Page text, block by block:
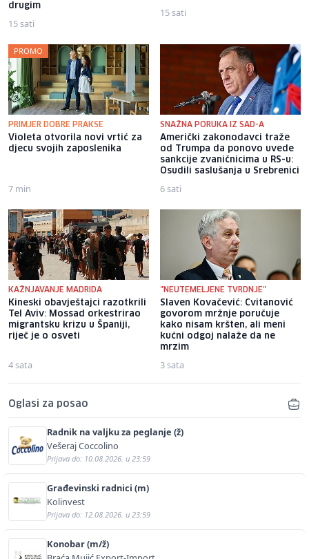
drugim
15 sati
15 sati
PROMO
PRIMJER DOBRE PRAKSE
Violeta otvorila novi vrtić za
djecu svojih zaposlenika
7 min
SNAŽNA PORUKA IZ SAD-A
Američki zakonodavci traže
od Trumpa da ponovo uvede
sankcije zvaničnicima u RS-u:
Osudili saslušanja u Srebrenici
6 sati
KAŽNJAVANJE MADRIDA
Kineski obavještajci razotkrili
Tel Aviv: Mossad orkestrirao
migrantsku krizu u Španiji,
riječ je o osveti
4 sata
"NEUTEMELJENE TVRDNJE"
Slaven Kovačević: Cvitanović
govorom mržnje poručuje
kako nisam kršten, ali meni
kućni odgoj nalaže da ne
mrzim
3 sata
Oglasi za posao
Radnik na valjku za peglanje (ž)
Vešeraj Coccolino
Prijava do: 10.08.2026. u 23:59
Građevinski radnici (m)
Kolinvest
Prijava do: 12.08.2026. u 23:59
Konobar (m/ž)